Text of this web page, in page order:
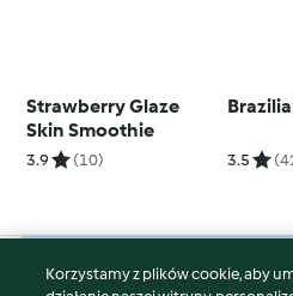
Strawberry Glaze
Skin Smoothie
3.9 (10) 3.5
© Copyright 2026
Korzystamy z plików cookie, aby